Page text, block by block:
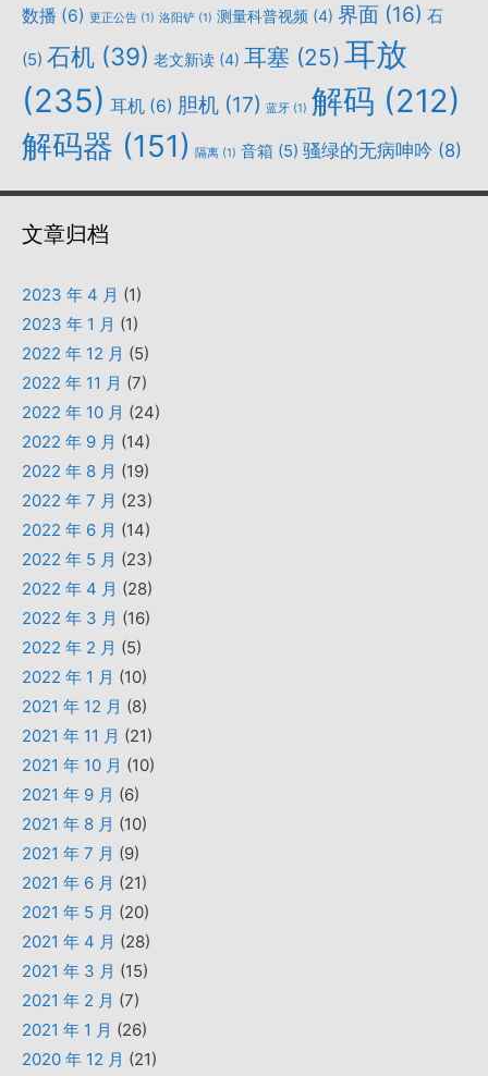
数播 (6) 更正公告 (1) 洛阳铲 (1) 测量科普视频 (4) 界面 (16) 石
(5) 石机 (39) 老文新读 (4) 耳塞 (25) 耳放
(235) 耳机 (6) 胆机 (17) 蓝牙 (1) 解码 (212)
解码器 (151) 隔离 (1) 音箱 (5) 骚绿的无病呻吟 (8)
文章归档
2023 年 4 月 (1)
2023 年 1 月 (1)
2022 年 12 月 (5)
2022 年 11 月 (7)
2022 年 10 月 (24)
2022 年 9 月 (14)
2022 年 8 月 (19)
2022 年 7 月 (23)
2022 年 6 月 (14)
2022 年 5 月 (23)
2022 年 4 月 (28)
2022 年 3 月 (16)
2022 年 2 月 (5)
2022 年 1 月 (10)
2021 年 12 月 (8)
2021 年 11 月 (21)
2021 年 10 月 (10)
2021 年 9 月 (6)
2021 年 8 月 (10)
2021 年 7 月 (9)
2021 年 6 月 (21)
2021 年 5 月 (20)
2021 年 4 月 (28)
2021 年 3 月 (15)
2021 年 2 月 (7)
2021 年 1 月 (26)
2020 年 12 月 (21)